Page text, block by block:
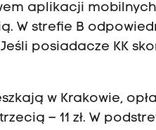
aplikacji
W strefie B
Jeśli posiadacze KK
w Krakowie,
– 11 zł. W